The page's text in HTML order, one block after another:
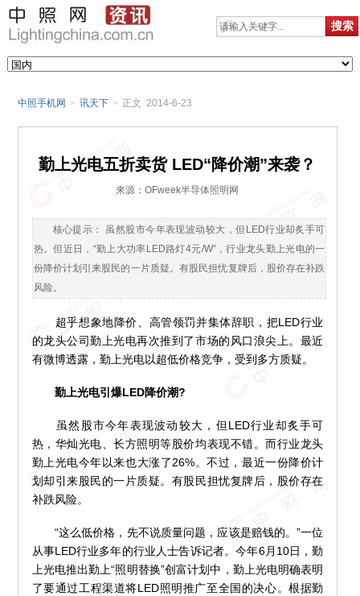
中照手机网 > 讯天下 > 正文 2014-6-23
勤上光电五折卖货 LED“降价潮”来袭？
来源：OFweek半导体照明网
核心提示： 虽然股市今年表现波动较大，但LED行业却炙手可
热。但近日，“勤上大功率LED路灯4元/W”，行业龙头勤上光电的一
份降价计划引来股民的一片质疑。有股民担忧复牌后，股价存在补跌
风险。
超乎想象地降价、高管领罚并集体辞职，把LED行业
的龙头公司勤上光电再次推到了市场的风口浪尖上。最近
有微博透露，勤上光电以超低价格竞争，受到多方质疑。
勤上光电引爆LED降价潮?
虽然股市今年表现波动较大，但LED行业却炙手可
热，华灿光电、长方照明等股价均表现不错。而行业龙头
勤上光电今年以来也大涨了26%。不过，最近一份降价计
划却引来股民的一片质疑。有股民担忧复牌后，股价存在
补跌风险。
“这么低价格，先不说质量问题，应该是赔钱的。”一位
从事LED行业多年的行业人士告诉记者。今年6月10日，勤
上光电推出勤上“照明替换”创富计划中，勤上光电明确表明
了要通过工程渠道将LED照明推广至全国的决心。根据勤